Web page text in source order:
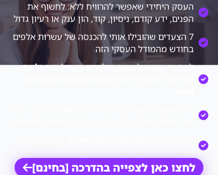
העסק היחידי שאפשר להרוויח ללא: לחשוף את
הפנים, ידע קודם, ניסיון, קוד, הון ענק או רעיון גדול
7 הצעדים שהובילו אותי להכנסה של עשרות אלפים
בחודש מהמודל העסקי הזה
למה אי אפשר לעשות מיליונים במודל הזהולמה
לחצו כאן לצפייה בהדרכה [בחינם]